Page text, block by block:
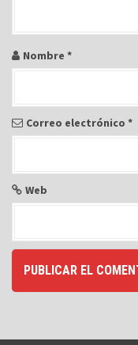
d
a Nombre *
Correo electrónico *
Web